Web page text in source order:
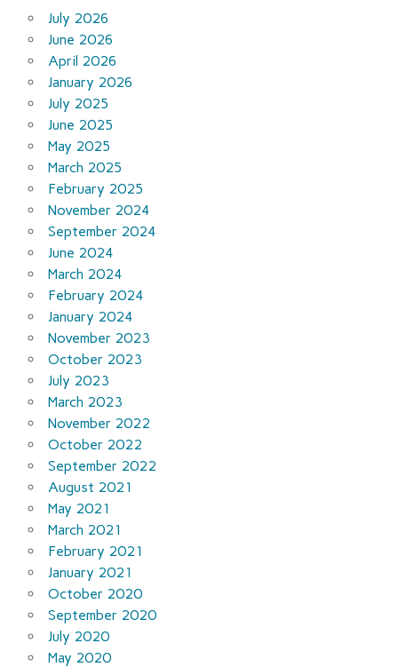
July 2026
June 2026
April 2026
January 2026
July 2025
June 2025
May 2025
March 2025
February 2025
November 2024
September 2024
June 2024
March 2024
February 2024
January 2024
November 2023
October 2023
July 2023
March 2023
November 2022
October 2022
September 2022
August 2021
May 2021
March 2021
February 2021
January 2021
October 2020
September 2020
July 2020
May 2020